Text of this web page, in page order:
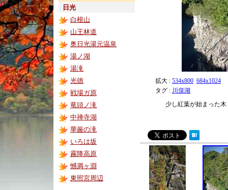
日光
白根山
山王林道
奥日光湯元温泉
湯ノ湖
湯滝
光徳
戦場ガ原
竜頭ノ滝
中禅寺湖
華厳の滝
いろは坂
霧降高原
憾満ヶ淵
東照宮周辺
拡大 : 534x800 684x1024
タグ : 川俣湖
少し紅葉が始まった